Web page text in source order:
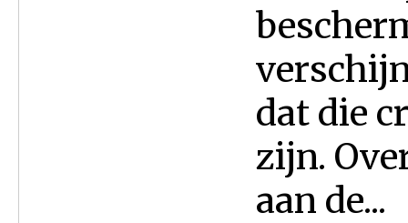
dat die
zijn.
aan de...